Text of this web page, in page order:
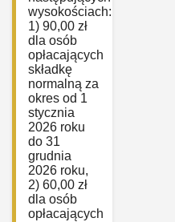
wysokościach:
1) 90,00 zł
dla osób
opłacających
składkę
normalną za
okres od 1
stycznia
2026 roku
do 31
grudnia
2026 roku,
2) 60,00 zł
dla osób
opłacających